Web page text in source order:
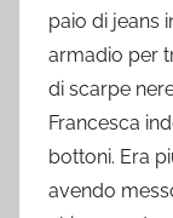
paio di jeans
armadio per
di scarpe
Francesca
bottoni. Era
avendo